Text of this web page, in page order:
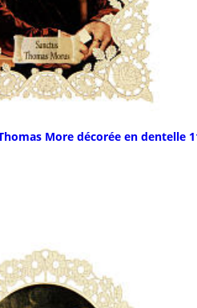
More décorée en dentelle